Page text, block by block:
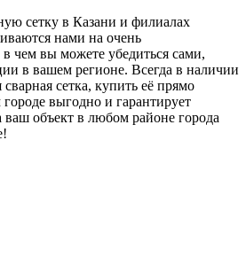
сетку в Казани и филиалах
нами на очень
чем вы можете убедиться сами,
в вашем регионе. Всегда в наличии
сетка, купить её прямо
выгодно и гарантирует
ваш объект в любом районе города